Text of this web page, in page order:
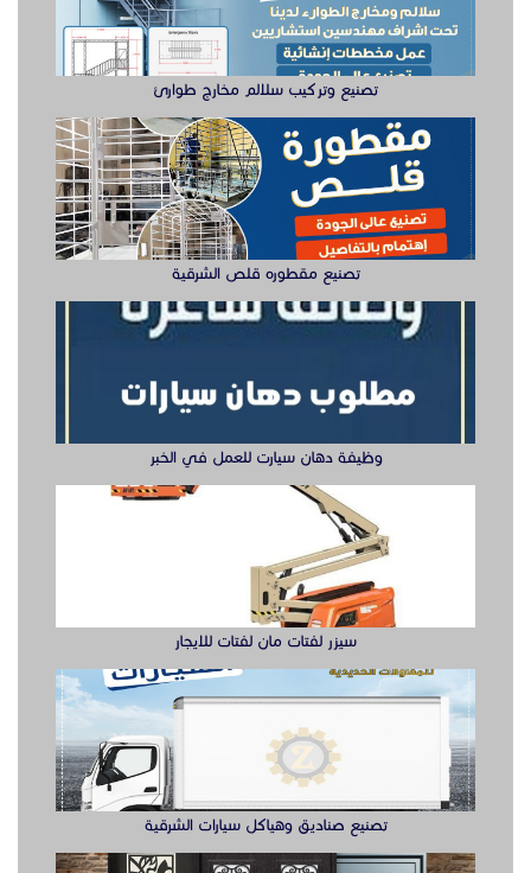
تصنيع وتركيب سلالم مخارج طوارئ
تصنيع مقطوره قلص الشرقية
وظيفة دهان سيارت للعمل في الخبر
سيزر لفتات مان لفتات للايجار
تصنيع صناديق وهياكل سيارات الشرقية